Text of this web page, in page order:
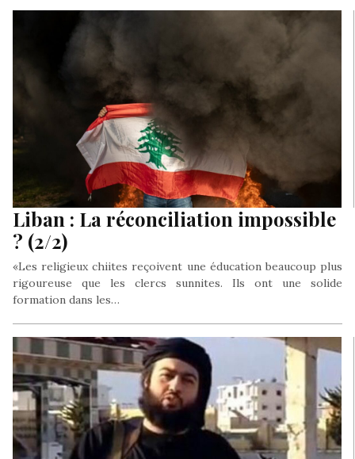
Liban : La réconciliation impossible
? (2/2)
«Les religieux chiites reçoivent une éducation beaucoup plus
rigoureuse que les clercs sunnites. Ils ont une solide
formation dans les…